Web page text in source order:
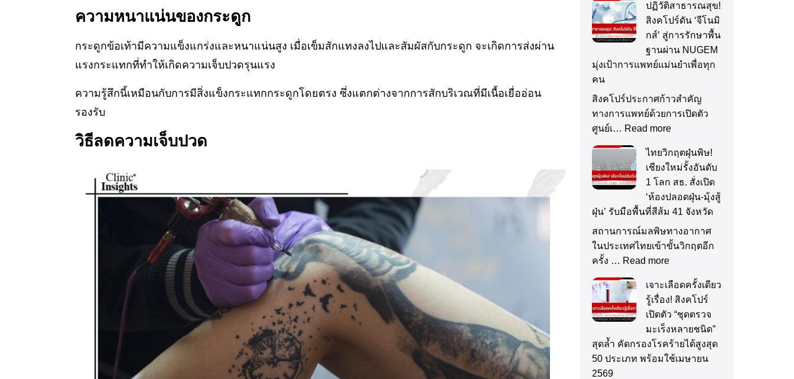
ความหนาแน่นของกระดูก
กระดูกข้อเท้ามีความแข็งแกร่งและหนาแน่นสูง เมื่อเข็มสักแทงลงไปและสัมผัสกับกระดูก จะเกิดการส่งผ่าน
แรงกระแทกที่ทำให้เกิดความเจ็บปวดรุนแรง
ความรู้สึกนี้เหมือนกับการมีสิ่งแข็งกระแทกกระดูกโดยตรง ซึ่งแตกต่างจากการสักบริเวณที่มีเนื้อเยื่ออ่อน
รองรับ
วิธีลดความเจ็บปวด
ปฏิวัติสาธารณสุข!
สิงคโปร์ดัน ‘จีโนมิ
กส์’ สู่การรักษาพื้น
ฐานผ่าน NUGEM
มุ่งเป้าการแพทย์แม่นยำเพื่อทุก
คน
สิงคโปร์ประกาศก้าวสำคัญ
ทางการแพทย์ด้วยการเปิดตัว
ศูนย์เ… Read more
ไทยวิกฤตฝุ่นพิษ!
เชียงใหม่รั้งอันดับ
1 โลก สธ. สั่งเปิด
‘ห้องปลอดฝุ่น-มุ้งสู้
ฝุ่น’ รับมือพื้นที่สีส้ม 41 จังหวัด
สถานการณ์มลพิษทางอากาศ
ในประเทศไทยเข้าขั้นวิกฤตอีก
ครั้ง … Read more
เจาะเลือดครั้งเดียว
รู้เรื่อง! สิงคโปร์
เปิดตัว “ชุดตรวจ
มะเร็งหลายชนิด”
สุดล้ำ คัดกรองโรคร้ายได้สูงสุด
50 ประเภท พร้อมใช้เมษายน
2569